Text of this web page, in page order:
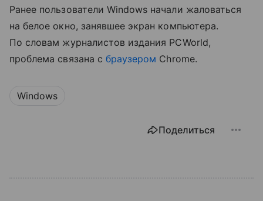
Ранее пользователи Windows начали жаловаться
на белое окно, занявшее экран компьютера.
По словам журналистов издания PCWorld,
проблема связана с браузером Chrome.
Windows
Поделиться